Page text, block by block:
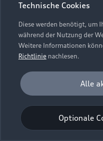
Bordbuch &
Verträge kündigen
Vertrag widerrufen
Datenschutz
Audi erleben
Newsletter
Datenschutzinformation
Cookie-Richtlinie
Digital Services Act
EU
Embleme am Fahrzeug
Webseite kann abweichen.
Technische Cookies
Diese werden benötigt, um
während der Nutzung der
Weitere Informationen
Richtlinie nachlesen.
Analyse und Statistik
Performance Cookies
darüber, wie unsere
Anzahl der Besuche,
werden zur Optimierung
Optionale
Alle